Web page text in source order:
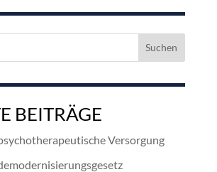
BEITRÄGE
Versorgung